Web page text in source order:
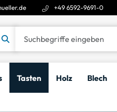
+49 6592-9691-0
Tasten Holz Blech